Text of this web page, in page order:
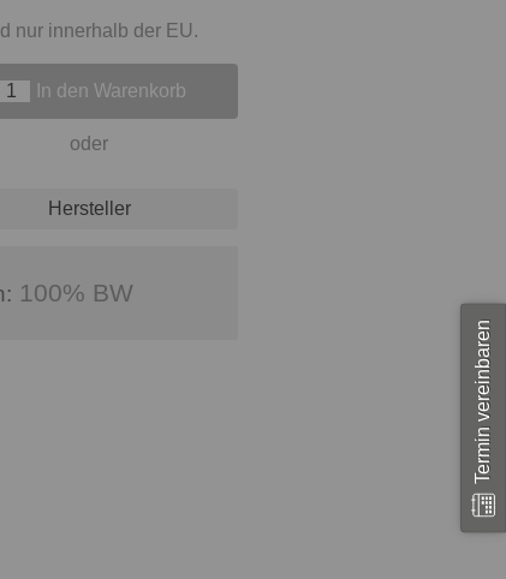
nur innerhalb der EU.
In den Warenkorb
oder
Hersteller
100% BW
Termin vereinbaren